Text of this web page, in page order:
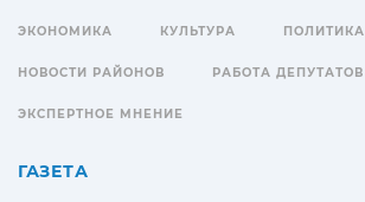
ЭКОНОМИКА КУЛЬТУРА ПОЛИТИКА
НОВОСТИ РАЙОНОВ РАБОТА ДЕПУТАТОВ
ЭКСПЕРТНОЕ МНЕНИЕ
ГАЗЕТА